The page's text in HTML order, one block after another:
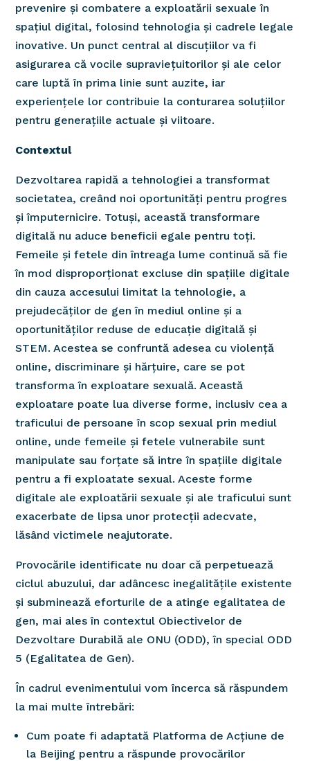
prevenire și combatere a exploatării sexuale în
spațiul digital, folosind tehnologia și cadrele legale
inovative. Un punct central al discuțiilor va fi
asigurarea că vocile supraviețuitorilor și ale celor
care luptă în prima linie sunt auzite, iar
experiențele lor contribuie la conturarea soluțiilor
pentru generațiile actuale și viitoare.
Contextul
Dezvoltarea rapidă a tehnologiei a transformat
societatea, creând noi oportunități pentru progres
și împuternicire. Totuși, această transformare
digitală nu aduce beneficii egale pentru toți.
Femeile și fetele din întreaga lume continuă să fie
în mod disproporționat excluse din spațiile digitale
din cauza accesului limitat la tehnologie, a
prejudecăților de gen în mediul online și a
oportunităților reduse de educație digitală și
STEM. Acestea se confruntă adesea cu violență
online, discriminare și hărțuire, care se pot
transforma în exploatare sexuală. Această
exploatare poate lua diverse forme, inclusiv cea a
traficului de persoane în scop sexual prin mediul
online, unde femeile și fetele vulnerabile sunt
manipulate sau forțate să intre în spațiile digitale
pentru a fi exploatate sexual. Aceste forme
digitale ale exploatării sexuale și ale traficului sunt
exacerbate de lipsa unor protecții adecvate,
lăsând victimele neajutorate.
Provocările identificate nu doar că perpetuează
ciclul abuzului, dar adâncesc inegalitățile existente
și subminează eforturile de a atinge egalitatea de
gen, mai ales în contextul Obiectivelor de
Dezvoltare Durabilă ale ONU (ODD), în special ODD
5 (Egalitatea de Gen).
În cadrul evenimentului vom încerca să răspundem
la mai multe întrebări:
Cum poate fi adaptată Platforma de Acțiune de
la Beijing pentru a răspunde provocărilor